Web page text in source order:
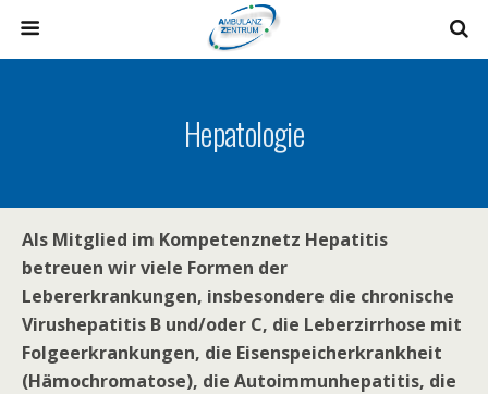
Hepatologie
Als Mitglied im Kompetenznetz Hepatitis
betreuen wir viele Formen der
Lebererkrankungen, insbesondere die chronische
Virushepatitis B und/oder C, die Leberzirrhose mit
Folgeerkrankungen, die Eisenspeicherkrankheit
(Hämochromatose), die Autoimmunhepatitis, die